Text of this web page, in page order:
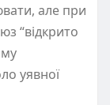
але при
“відкрито
уявної